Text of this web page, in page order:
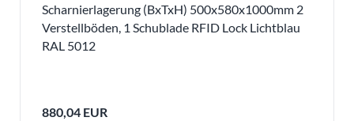
Scharnierlagerung (BxTxH) 500x580x1000mm 2
Verstellböden, 1 Schublade RFID Lock Lichtblau
RAL 5012
880,04 EUR